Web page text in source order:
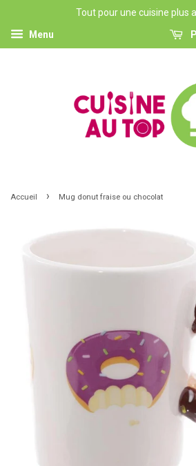
Tout pour une cuisine plus
Menu
Accueil › Mug donut fraise ou chocolat